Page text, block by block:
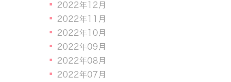
2022年12月
2022年11月
2022年10月
2022年09月
2022年08月
2022年07月